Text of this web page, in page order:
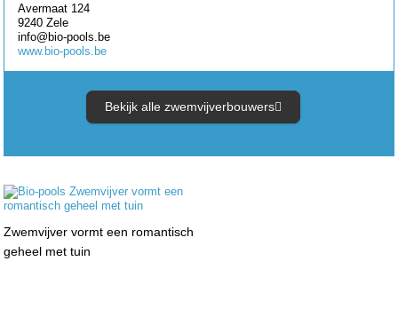
Avermaat 124
9240 Zele
info@bio-pools.be
www.bio-pools.be
Bekijk alle zwemvijverbouwers
Zwemvijver vormt een romantisch
geheel met tuin